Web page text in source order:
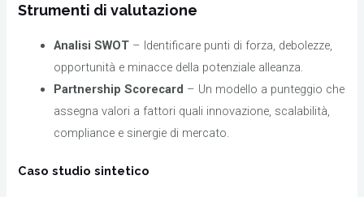
Strumenti di valutazione
Analisi SWOT – Identificare punti di forza, debolezze,
opportunità e minacce della potenziale alleanza.
Partnership Scorecard – Un modello a punteggio che
assegna valori a fattori quali innovazione, scalabilità,
compliance e sinergie di mercato.
Caso studio sintetico